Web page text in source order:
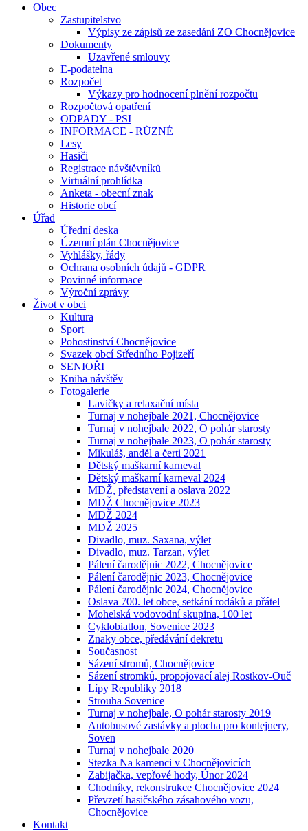
Obec
Zastupitelstvo
Výpisy ze zápisů ze zasedání ZO Chocnějovice
Dokumenty
Uzavřené smlouvy
E-podatelna
Rozpočet
Výkazy pro hodnocení plnění rozpočtu
Rozpočtová opatření
ODPADY - PSI
INFORMACE - RŮZNÉ
Lesy
Hasiči
Registrace návštěvníků
Virtuální prohlídka
Anketa - obecní znak
Historie obcí
Úřad
Úřední deska
Územní plán Chocnějovice
Vyhlášky, řády
Ochrana osobních údajů - GDPR
Povinné informace
Výroční zprávy
Život v obci
Kultura
Sport
Pohostinství Chocnějovice
Svazek obcí Středního Pojizeří
SENIOŘI
Kniha návštěv
Fotogalerie
Lavičky a relaxační místa
Turnaj v nohejbale 2021, Chocnějovice
Turnaj v nohejbale 2022, O pohár starosty
Turnaj v nohejbale 2023, O pohár starosty
Mikuláš, anděl a čerti 2021
Dětský maškarní karneval
Dětský maškarní karneval 2024
MDŽ, představení a oslava 2022
MDŽ Chocnějovice 2023
MDŽ 2024
MDŽ 2025
Divadlo, muz. Saxana, výlet
Divadlo, muz. Tarzan, výlet
Pálení čarodějnic 2022, Chocnějovice
Pálení čarodějnic 2023, Chocnějovice
Pálení čarodějnic 2024, Chocnějovice
Oslava 700. let obce, setkání rodáků a přátel
Mohelská vodovodní skupina, 100 let
Cyklobiatlon, Sovenice 2023
Znaky obce, předávání dekretu
Současnost
Sázení stromů, Chocnějovice
Sázení stromků, propojovací alej Rostkov-Ouč
Lípy Republiky 2018
Strouha Sovenice
Turnaj v nohejbale, O pohár starosty 2019
Autobusové zastávky a plocha pro kontejnery,
Soven
Turnaj v nohejbale 2020
Stezka Na kamenci v Chocnějovicích
Zabijačka, vepřové hody, Únor 2024
Chodníky, rekonstrukce Chocnějovice 2024
Převzetí hasičského zásahového vozu,
Chocnějovice
Kontakt